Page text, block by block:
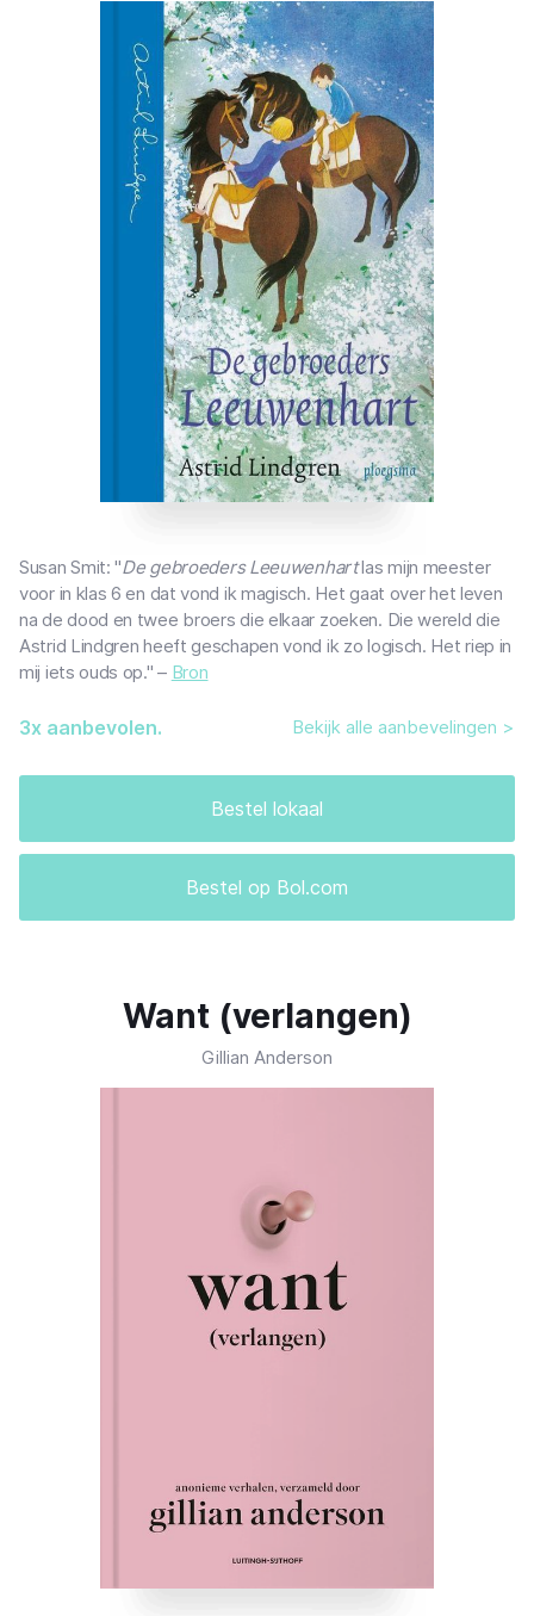
Susan Smit: "De gebroeders Leeuwenhartlas mijn meester
voor in klas 6 en dat vond ik magisch. Het gaat over het leven
na de dood en twee broers die elkaar zoeken. Die wereld die
Astrid Lindgren heeft geschapen vond ik zo logisch. Het riep in
mij iets ouds op." – Bron
Bestel lokaal
Bestel op Bol.com
3x aanbevolen. Bekijk alle aanbevelingen >
Want (verlangen)
Gillian Anderson